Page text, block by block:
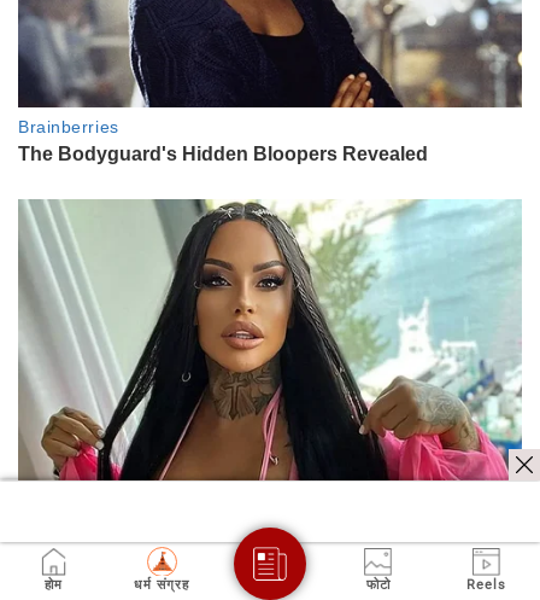
होम धर्म संग्रह फोटो Reels